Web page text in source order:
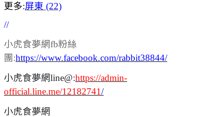
更多:屏東 (22)
//
小虎食夢網fb粉絲
團:https://www.facebook.com/rabbit38844/
小虎食夢網line@:https://admin-
official.line.me/12182741/
小虎食夢網